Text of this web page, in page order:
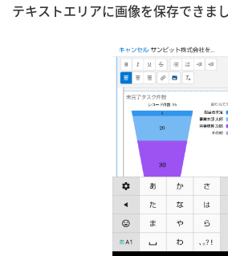
テキストエリアに画像を保存できまし